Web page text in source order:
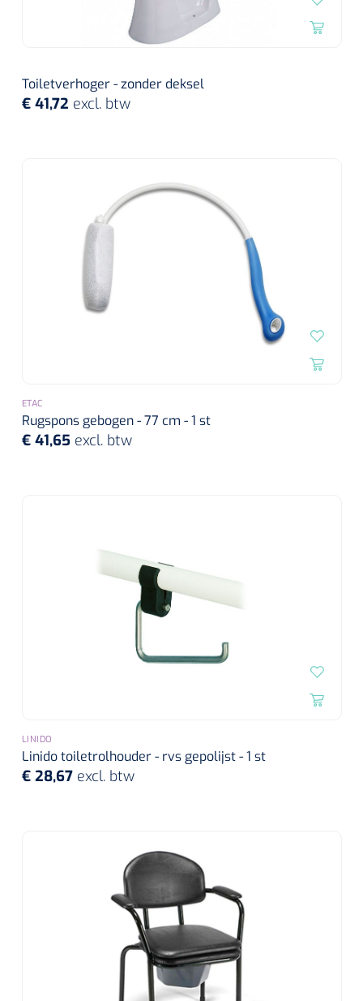
Toiletverhoger - zonder deksel
€ 41,72 excl. btw
ETAC
Rugspons gebogen - 77 cm - 1 st
€ 41,65 excl. btw
LINIDO
Linido toiletrolhouder - rvs gepolijst - 1 st
€ 28,67 excl. btw